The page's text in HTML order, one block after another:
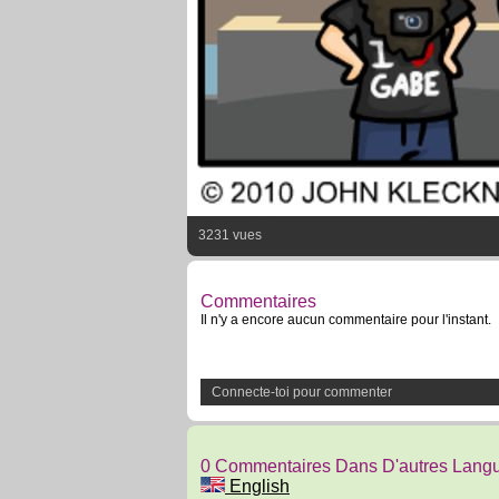
3231 vues
Commentaires
Il n'y a encore aucun commentaire pour l'instant.
Connecte-toi pour commenter
0 Commentaires Dans D'autres
English